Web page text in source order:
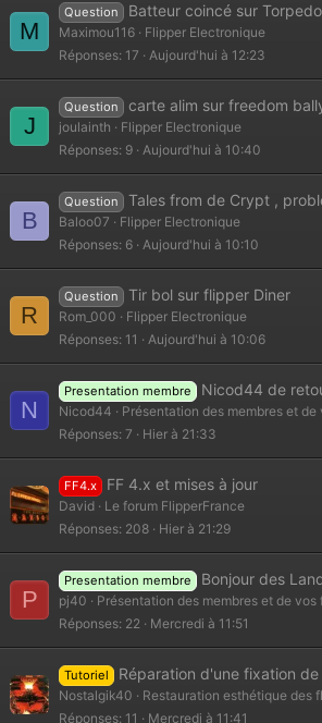
M
Question Batteur coincé sur
Maximou116
Flipper Electronique
Réponses 17 Aujourd'hui à 12:23
J
Question carte alim sur freedom
joulainth
Flipper Electronique
Réponses 9 Aujourd'hui à 10:40
B
Question Tales from de Crypt ,
Baloo07
Flipper Electronique
Réponses 6 Aujourd'hui à 10:10
R
Question Tir bol sur flipper Diner
Rom_000
Flipper Electronique
Réponses 11 Aujourd'hui à 10:06
N
Presentation membre Nicod44 de
Nicod44
Présentation des membres et de
Réponses 7 Hier à 21:33
FF4.x FF 4.x et mises à jour
David
Le forum FlipperFrance
Réponses 208 Hier à 21:29
P
Presentation membre Bonjour des
pj40
Présentation des membres et de vos
Réponses 22 Mercredi à 11:51
Tutoriel Réparation d'une fixation
Nostalgik40
Restauration esthétique des
Réponses 11 Mercredi à 11:41